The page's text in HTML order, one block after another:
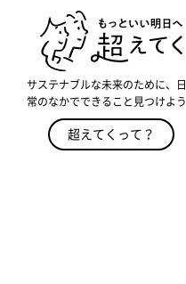
サステナブルな未来のために、日
常のなかでできること見つけよう
超えてくって？